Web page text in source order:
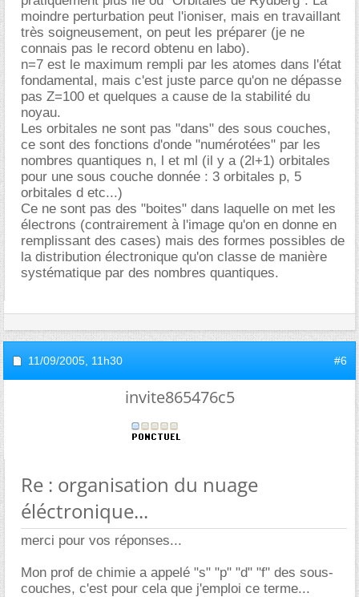
moindre perturbation peut l'ioniser, mais en travaillant
très soigneusement, on peut les préparer (je ne
connais pas le record obtenu en labo).
n=7 est le maximum rempli par les atomes dans l'état
fondamental, mais c'est juste parce qu'on ne dépasse
pas Z=100 et quelques a cause de la stabilité du
noyau.
Les orbitales ne sont pas "dans" des sous couches,
ce sont des fonctions d'onde "numérotées" par les
nombres quantiques n, l et ml (il y a (2l+1) orbitales
pour une sous couche donnée : 3 orbitales p, 5
orbitales d etc...)
Ce ne sont pas des "boites" dans laquelle on met les
électrons (contrairement à l'image qu'on en donne en
remplissant des cases) mais des formes possibles de
la distribution électronique qu'on classe de manière
systématique par des nombres quantiques.
11/09/2005, 11h30 #6
invite865476c5
Re : organisation du nuage
éléctronique...
merci pour vos réponses...
Mon prof de chimie a appelé "s" "p" "d" "f" des sous-
couches, c'est pour cela que j'emploi ce terme...